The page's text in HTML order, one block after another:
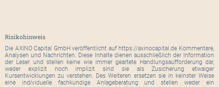
Risikohinweis
Die AXINO Capital GmbH veröffentlicht auf https://axinocapital.de Kommentare,
Analysen und Nachrichten. Diese Inhalte dienen ausschließlich der Information
der Leser und stellen keine wie immer geartete Handlungsaufforderung dar,
weder explizit noch implizit sind sie als Zusicherung etwaiger
Kursentwicklungen zu verstehen. Des Weiteren ersetzen sie in keinster Weise
eine individuelle fachkundige Anlageberatung und stellen weder ein